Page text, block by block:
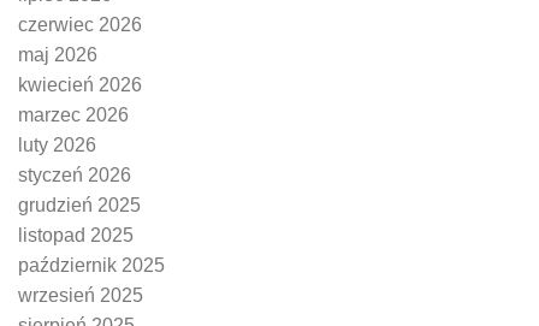
czerwiec 2026
maj 2026
kwiecień 2026
marzec 2026
luty 2026
styczeń 2026
grudzień 2025
listopad 2025
październik 2025
wrzesień 2025